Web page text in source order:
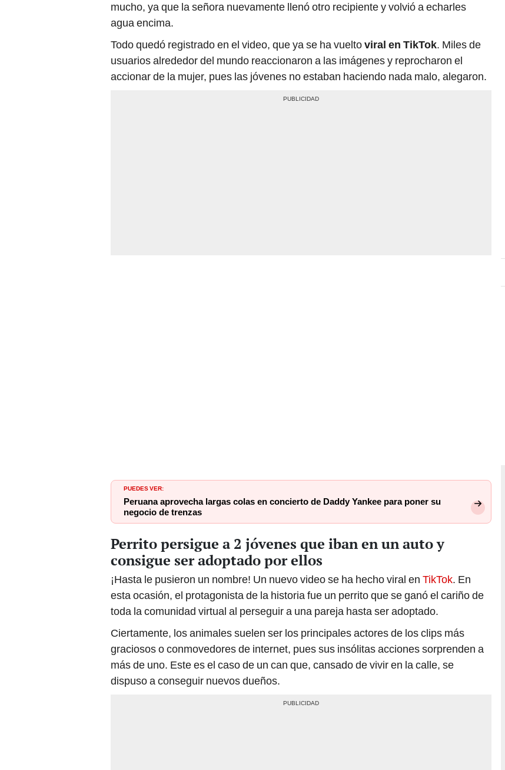
mucho, ya que la señora nuevamente llenó otro recipiente y volvió a echarles
agua encima.
Todo quedó registrado en el video, que ya se ha vueltoviral en TikTok. Miles de
usuarios alrededor del mundo reaccionaron a las imágenes y reprocharon el
accionar de la mujer, pues las jóvenes no estaban haciendo nada malo, alegaron.
PUEDES VER:
Peruana aprovecha largas colas en concierto de Daddy Yankee para poner su
negocio de trenzas
Perrito persigue a 2 jóvenes que iban en un auto y
consigue ser adoptado por ellos
¡Hasta le pusieron un nombre! Un nuevo video se ha hecho viral en TikTok. En
esta ocasión, el protagonista de la historia fue un perrito que se ganó el cariño de
toda la comunidad virtual al perseguir a una pareja hasta ser adoptado.
Ciertamente, los animales suelen ser los principales actores de los clips más
graciosos o conmovedores de internet, pues sus insólitas acciones sorprenden a
más de uno. Este es el caso de un can que, cansado de vivir en la calle, se
dispuso a conseguir nuevos dueños.